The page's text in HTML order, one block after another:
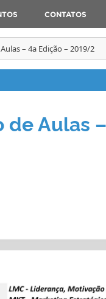
CONTATOS
– 4a Edição – 2019/2
Aulas